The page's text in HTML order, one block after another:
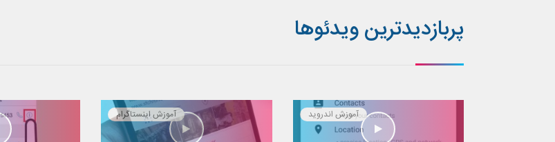
پربازدیدترین ویدئوها
آموزش اندروید آموزش اینستاگرام